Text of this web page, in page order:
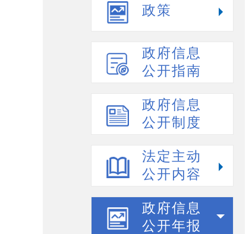
政策
政府信息
公开指南
政府信息
公开制度
法定主动
公开内容
政府信息
公开年报